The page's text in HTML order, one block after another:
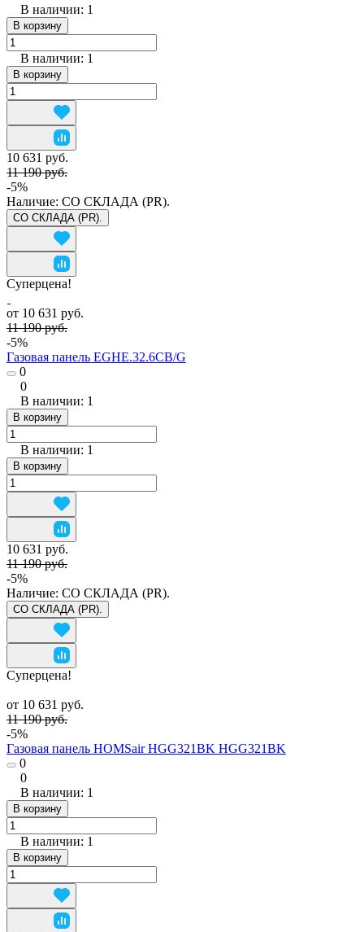
В наличии: 1
В корзину
В наличии: 1
В корзину
10 631 руб.
11 190 руб.
-5%
Наличие: СО СКЛАДА (PR).
СО СКЛАДА (PR).
Суперцена!
от 10 631 руб.
11 190 руб.
-5%
Газовая панель EGHE.32.6CB/G
0
0
В наличии: 1
В корзину
В наличии: 1
В корзину
10 631 руб.
11 190 руб.
-5%
Наличие: СО СКЛАДА (PR).
СО СКЛАДА (PR).
Суперцена!
от 10 631 руб.
11 190 руб.
-5%
Газовая панель HOMSair HGG321BK HGG321BK
0
0
В наличии: 1
В корзину
В наличии: 1
В корзину